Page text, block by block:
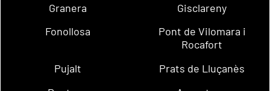
Granera
Gisclareny
Fonollosa
Pont de Vilomara i
Rocafort
Pujalt
Prats de Lluçanès